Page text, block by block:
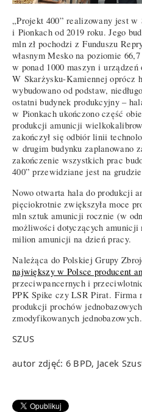
„Projekt 400” realizowany jest w
i Pionkach od 2019 roku. Jego
mln zł pochodzi z Funduszu
własnym Mesko na poziomie
w ponad 1000 maszyn i urządzeń
W Skarżysku-Kamiennej oprócz
wybudowano od podstaw,
ostatni budynek produkcyjny –
w Pionkach ukończono część
produkcji amunicji
zakończył się odbiór linii
w drugim budynku zaplanowano
zakończenie wszystkich prac
400” przewidziane jest na
Nowo otwarta hala do produkcji
pięciokrotnie zwiększyła moce
mln sztuk amunicji rocznie (w
możliwości dotyczących
milion amunicji na dzień pracy.
Należąca do Polskiej Grupy
największy w Polsce producent
przeciwpancernych i
PPK Spike czy LSR Pirat. Firma
produkcji prochów
zmodyfikowanych jednobazowych.
SZUS
autor zdjęć: 6 BPD, Jacek